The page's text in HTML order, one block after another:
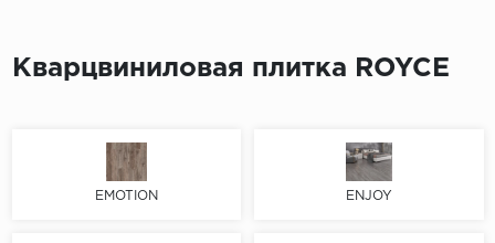
Arbiton
Bohofloor
Плинтус
Пробковое покрытие
Кварцвиниловая плитка ROYCE
EMOTION ENJOY